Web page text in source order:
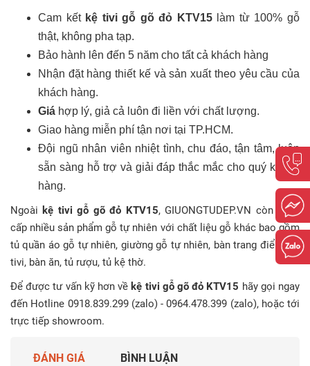
Cam kết kệ tivi gỗ gõ đỏ KTV15làm từ 100% gỗ
thật, không pha tạp.
Bảo hành lên đến 5 năm cho tất cả khách hàng
Nhận đặt hàng thiết kế và sản xuất theo yêu cầu của
khách hàng.
Giá hợp lý, giả cả luôn đi liền với chất lượng.
Giao hàng miễn phí tận nơi tại TP.HCM.
Đội ngũ nhân viên nhiệt tình, chu đáo, tận tâm, luôn
sẵn sàng hỗ trợ và giải đáp thắc mắc cho quý khách
hàng.
Ngoài kệ tivi gỗ gõ đỏ KTV15, GIUONGTUDEP.VN còn cung
cấp nhiều sản phẩm gỗ tự nhiên với chất liệu gỗ khác bao gồm
tủ quần áo gỗ tự nhiên, giường gỗ tự nhiên, bàn trang điểm, kệ
tivi, bàn ăn, tủ rượu, tủ kệ thờ.
Để được tư vấn kỹ hơn về kệ tivi gỗ gõ đỏ KTV15 hãy gọi ngay
đến Hotline 0918.839.299 (zalo) - 0964.478.399 (zalo), hoặc tới
trực tiếp showroom.
ĐÁNH GIÁ BÌNH LUẬN